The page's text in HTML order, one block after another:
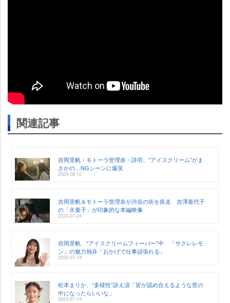
関連記事
吉岡里帆・モトーラ世理奈・詩羽、“アイスクリーム”がま
さかの…NGシーンに爆笑
2023-08-10
吉岡里帆＆モトーラ世理奈が渋谷の街を疾走 吉澤嘉代子
の「氷菓子」が印象的な本編映像
2023-07-24
吉岡里帆、“アイスクリームフィーバー”中 「サクレレモ
ン」の魅力熱弁「おかげで仕事頑張れる」
2023-07-14
松本まりか、“多様性”訴え涙「皆が認め合えるような世の
中になったらいいな」
2023-07-14